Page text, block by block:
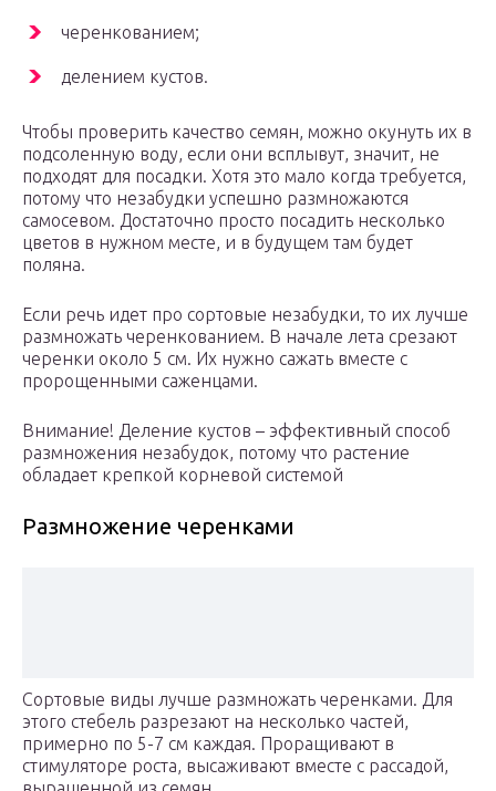
черенкованием;
делением кустов.
Чтобы проверить качество семян, можно окунуть их в
подсоленную воду, если они всплывут, значит, не
подходят для посадки. Хотя это мало когда требуется,
потому что незабудки успешно размножаются
самосевом. Достаточно просто посадить несколько
цветов в нужном месте, и в будущем там будет
поляна.
Если речь идет про сортовые незабудки, то их лучше
размножать черенкованием. В начале лета срезают
черенки около 5 см. Их нужно сажать вместе с
пророщенными саженцами.
Внимание! Деление кустов – эффективный способ
размножения незабудок, потому что растение
обладает крепкой корневой системой
Размножение черенками
Сортовые виды лучше размножать черенками. Для
этого стебель разрезают на несколько частей,
примерно по 5-7 см каждая. Проращивают в
стимуляторе роста, высаживают вместе с рассадой,